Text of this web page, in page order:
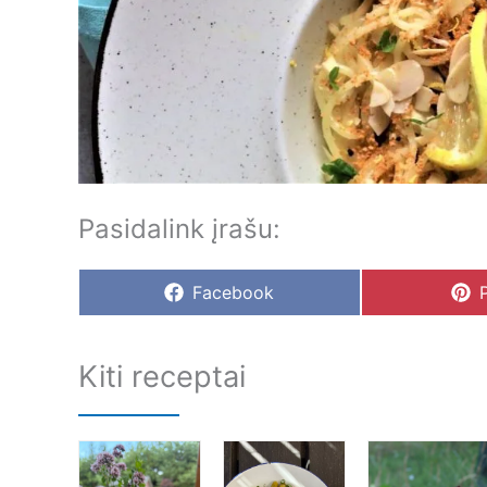
Pasidalink įrašu:
Share
Facebook
Kiti receptai